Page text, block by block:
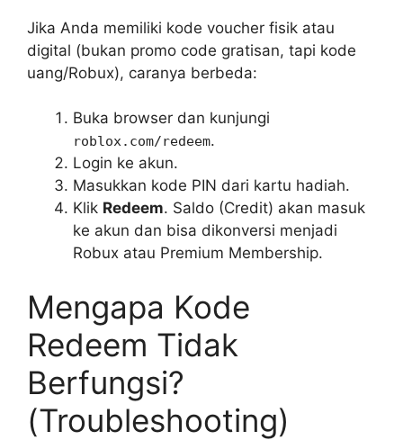
Jika Anda memiliki kode voucher fisik atau
digital (bukan promo code gratisan, tapi kode
uang/Robux), caranya berbeda:
Buka browser dan kunjungi
roblox.com/redeem.
Login ke akun.
Masukkan kode PIN dari kartu hadiah.
Klik Redeem. Saldo (Credit) akan masuk
ke akun dan bisa dikonversi menjadi
Robux atau Premium Membership.
Mengapa Kode
Redeem Tidak
Berfungsi?
(Troubleshooting)